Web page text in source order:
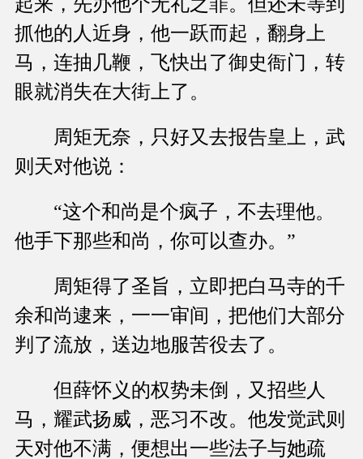
抓他的人近身，他一跃而起，翻身上
马，连抽几鞭，飞快出了御史衙门，转
眼就消失在大街上了。
周矩无奈，只好又去报告皇上，武
则天对他说：
“这个和尚是个疯子，不去理他。
他手下那些和尚，你可以查办。”
周矩得了圣旨，立即把白马寺的千
余和尚逮来，一一审间，把他们大部分
判了流放，送边地服苦役去了。
但薛怀义的权势未倒，又招些人
马，耀武扬威，恶习不改。他发觉武则
天对他不满，便想出一些法子与她疏